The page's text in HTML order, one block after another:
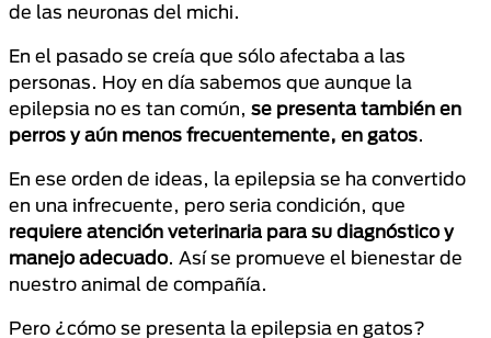
de las neuronas del michi.
En el pasado se creía que sólo afectaba a las
personas. Hoy en día sabemos que aunque la
epilepsia no es tan común, se presenta también en
perros y aún menos frecuentemente, en gatos.
En ese orden de ideas, la epilepsia se ha convertido
en una infrecuente, pero seria condición, que
requiere atención veterinaria para su diagnóstico y
manejo adecuado. Así se promueve el bienestar de
nuestro animal de compañía.
Pero ¿cómo se presenta la epilepsia en gatos?